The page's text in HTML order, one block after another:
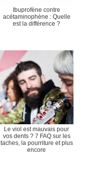
Ibuprofène contre
acétaminophène : Quelle
est la différence ?
Le viol est mauvais pour
vos dents ? 7 FAQ sur les
taches, la pourriture et plus
encore